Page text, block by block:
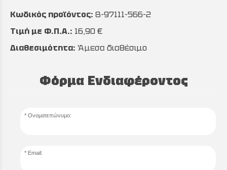
Κωδικός προϊόντος: 8-97111-566-2
Τιμή με Φ.Π.Α.: 16,90 €
Διαθεσιμότητα: Άμεσα διαθέσιμο
Φόρμα Ενδιαφέροντος
Ονοματεπώνυμο:
Email: